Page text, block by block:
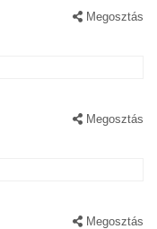
Megosztás
Megosztás
Megosztás